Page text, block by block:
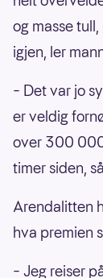
og masse
igjen, ler
– Det var jo
er veldig
over 300
timer siden,
Arendalitten
hva premien
– Jeg reiser